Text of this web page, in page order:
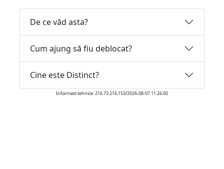
De ce văd asta?
Cum ajung să fiu deblocat?
Cine este Distinct?
Informatii tehnice: 216.73.216.153/2026-08-07 11:26:00